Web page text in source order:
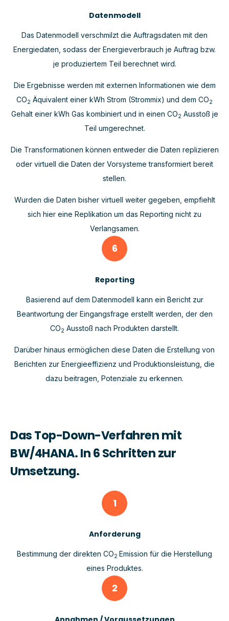
Datenmodell
Das Datenmodell verschmilzt die Auftragsdaten mit den
Energiedaten, sodass der Energieverbrauch je Auftrag bzw.
je produziertem Teil berechnet wird.
Die Ergebnisse werden mit externen Informationen wie dem
CO2 Äquivalent einer kWh Strom (Strommix) und dem CO2
Gehalt einer kWh Gas kombiniert und in einen CO2 Ausstoß je
Teil umgerechnet.
Die Transformationen können entweder die Daten replizieren
oder virtuell die Daten der Vorsysteme transformiert bereit
stellen.
Wurden die Daten bisher virtuell weiter gegeben, empfiehlt
sich hier eine Replikation um das Reporting nicht zu
Verlangsamen.
6
Reporting
Basierend auf dem Datenmodell kann ein Bericht zur
Beantwortung der Eingangsfrage erstellt werden, der den
CO2 Ausstoß nach Produkten darstellt.
Darüber hinaus ermöglichen diese Daten die Erstellung von
Berichten zur Energieeffizienz und Produktionsleistung, die
dazu beitragen, Potenziale zu erkennen.
Das Top-Down-Verfahren mit
BW/4HANA. In 6 Schritten zur
Umsetzung.
1
Anforderung
Bestimmung der direkten CO2 Emission für die Herstellung
eines Produktes.
2